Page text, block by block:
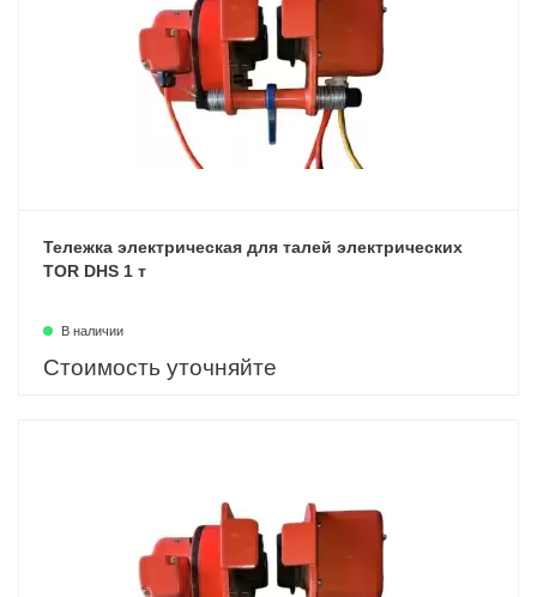
Тележка электрическая для талей электрических
TOR DHS 1 т
В наличии
Стоимость уточняйте